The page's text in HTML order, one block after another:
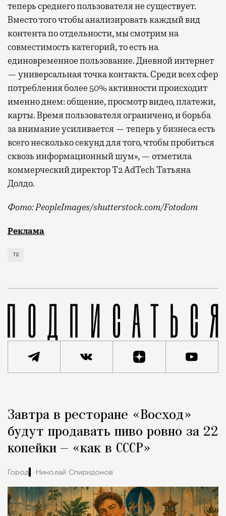
теперь среднего пользователя не существует.
Вместо того чтобы анализировать каждый вид
контента по отдельности, мы смотрим на
совместимость категорий, то есть на
единовременное пользование. Дневной интернет
— универсальная точка контакта. Среди всех сфер
потребления более 50% активности происходит
именно днем: общение, просмотр видео, платежи,
карты. Время пользователя ограничено, и борьба
за внимание усиливается — теперь у бизнеса есть
всего несколько секунд для того, чтобы пробиться
сквозь информационный шум», — отметила
коммерческий директор Т2 AdTech Татьяна
Долдо.
Фото: PeopleImages/shutterstock.com/Fotodom
Мобильный оператор Т2 изучил модели интернет-
Реклама
Т2
Город
Завтра в ресторане «Восход»
будут продавать пиво ровно за 22
копейки — «как в СССР»
Город Николай Спиридонов